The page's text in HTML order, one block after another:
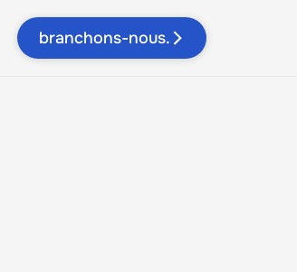
branchons-nous.